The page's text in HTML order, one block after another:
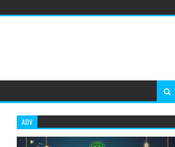
ADV